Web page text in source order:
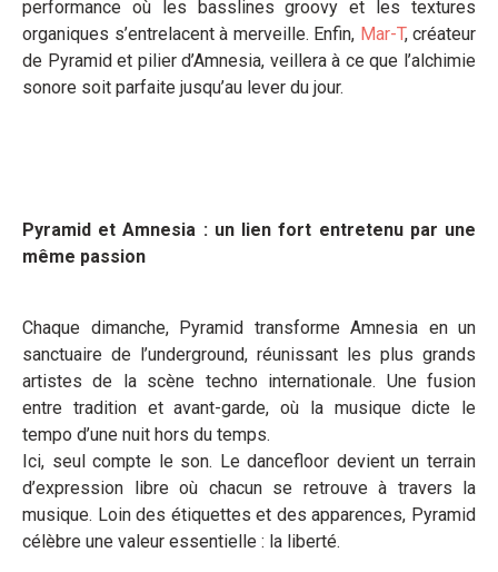
performance où les basslines groovy et les textures
organiques s’entrelacent à merveille. Enfin, Mar-T, créateur
de Pyramid et pilier d’Amnesia, veillera à ce que l’alchimie
sonore soit parfaite jusqu’au lever du jour.
Pyramid et Amnesia : un lien fort entretenu par une
même passion
Chaque dimanche, Pyramid transforme Amnesia en un
sanctuaire de l’underground, réunissant les plus grands
artistes de la scène techno internationale. Une fusion
entre tradition et avant-garde, où la musique dicte le
tempo d’une nuit hors du temps.
Ici, seul compte le son. Le dancefloor devient un terrain
d’expression libre où chacun se retrouve à travers la
musique. Loin des étiquettes et des apparences, Pyramid
célèbre une valeur essentielle : la liberté.